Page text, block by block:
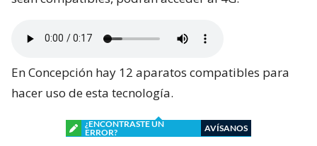
En Concepción hay 12 aparatos compatibles para
hacer uso de esta tecnología.
¿ENCONTRASTE UN
ERROR?
AVÍSANOS